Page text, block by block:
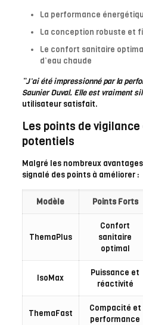
La performance
La conception robuste et
Le confort sanitaire
d’eau chaude
“J’ai été impressionné par la
Saunier Duval. Elle est vraiment
utilisateur satisfait.
Les points de
potentiels
Malgré les nombreux
signalé des points à améliorer :
Modèle Points Forts
ThemaPlus
Confort
sanitaire
optimal
IsoMax
Puissance et
réactivité
ThemaFast
Compacité et
performance